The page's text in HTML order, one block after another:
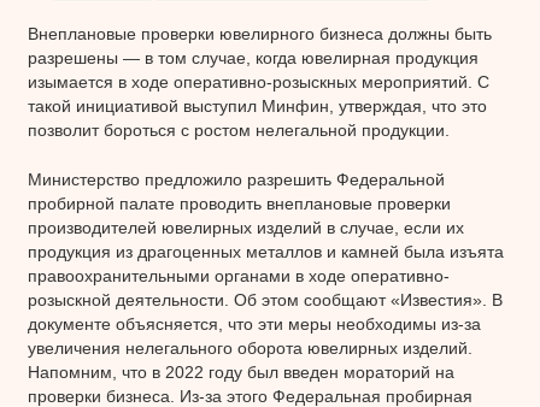
Внеплановые проверки ювелирного бизнеса должны быть
разрешены — в том случае, когда ювелирная продукция
изымается в ходе оперативно-розыскных мероприятий. С
такой инициативой выступил Минфин, утверждая, что это
позволит бороться с ростом нелегальной продукции.
Министерство предложило разрешить Федеральной
пробирной палате проводить внеплановые проверки
производителей ювелирных изделий в случае, если их
продукция из драгоценных металлов и камней была изъята
правоохранительными органами в ходе оперативно-
розыскной деятельности. Об этом сообщают «Известия». В
документе объясняется, что эти меры необходимы из-за
увеличения нелегального оборота ювелирных изделий.
Напомним, что в 2022 году был введен мораторий на
проверки бизнеса. Из-за этого Федеральная пробирная